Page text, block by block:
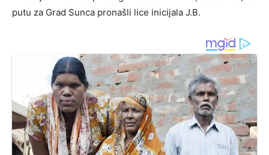
putu za Grad Sunca pronašli lice inicijala J.B.